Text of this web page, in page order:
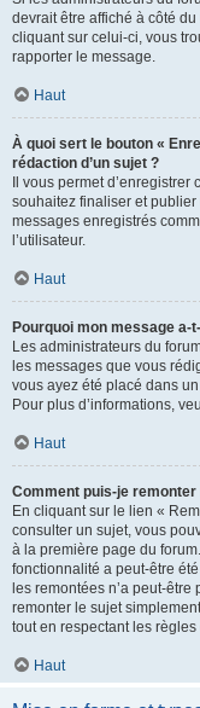
devrait être affiché à côté
cliquant sur celui-ci, vous
rapporter le message.
Haut
À quoi sert le bouton «
rédaction d’un sujet ?
Il vous permet
souhaitez finaliser et
messages enregistrés
l’utilisateur.
Haut
Pourquoi mon message a-
Les administrateurs du
les messages que vous
vous ayez été placé dans
Pour plus d’informations,
Haut
Comment puis-je
En cliquant sur le lien «
consulter un sujet, vous
à la première page du
fonctionnalité a peut-être
les remontées n’a peut-
remonter le sujet
tout en respectant les règles
Haut